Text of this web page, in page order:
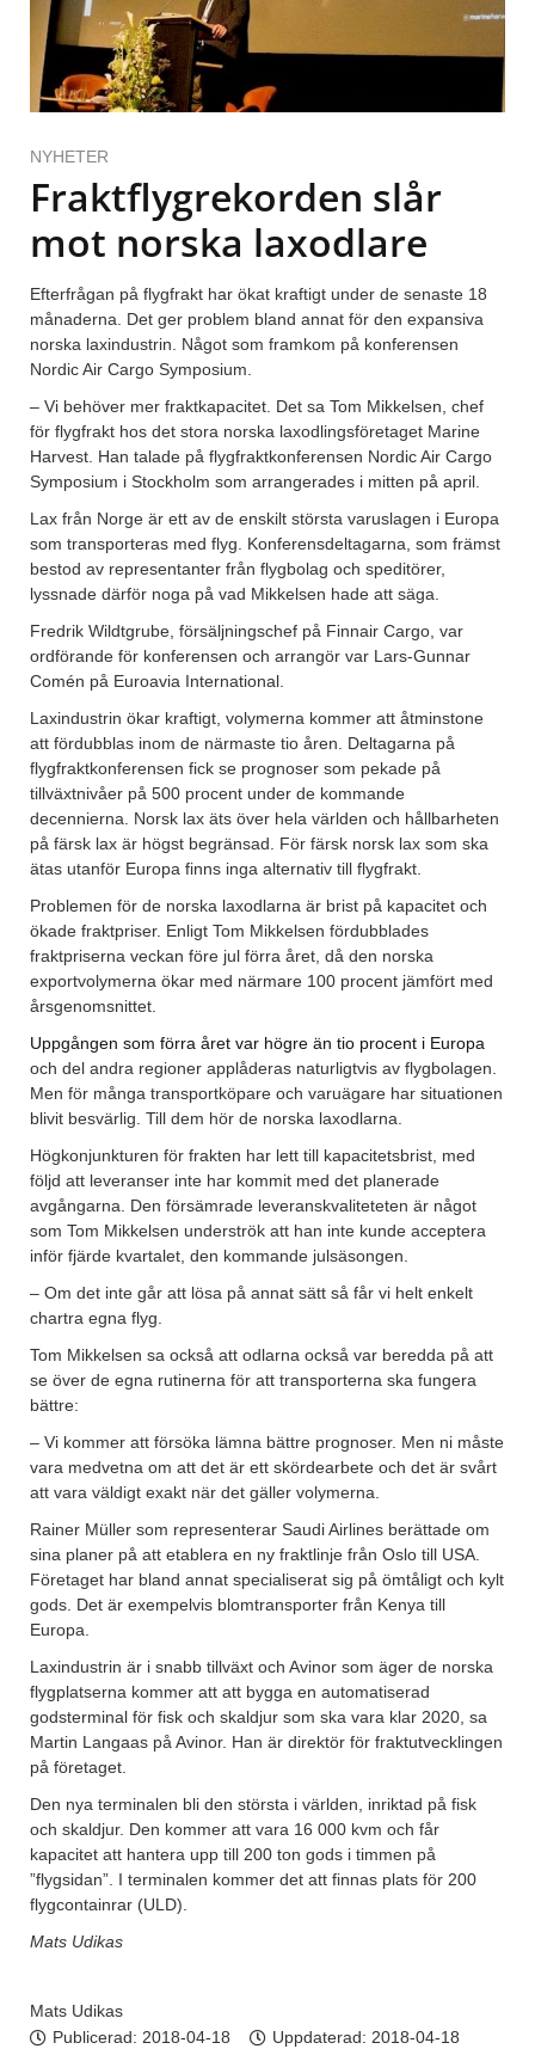
NYHETER
Fraktflygrekorden slår
mot norska laxodlare
Efterfrågan på flygfrakt har ökat kraftigt under de senaste 18
månaderna. Det ger problem bland annat för den expansiva
norska laxindustrin. Något som framkom på konferensen
Nordic Air Cargo Symposium.
– Vi behöver mer fraktkapacitet. Det sa Tom Mikkelsen, chef
för flygfrakt hos det stora norska laxodlingsföretaget Marine
Harvest. Han talade på flygfraktkonferensen Nordic Air Cargo
Symposium i Stockholm som arrangerades i mitten på april.
Lax från Norge är ett av de enskilt största varuslagen i Europa
som transporteras med flyg. Konferensdeltagarna, som främst
bestod av representanter från flygbolag och speditörer,
lyssnade därför noga på vad Mikkelsen hade att säga.
Fredrik Wildtgrube, försäljningschef på Finnair Cargo, var
ordförande för konferensen och arrangör var Lars-Gunnar
Comén på Euroavia International.
Laxindustrin ökar kraftigt, volymerna kommer att åtminstone
att fördubblas inom de närmaste tio åren. Deltagarna på
flygfraktkonferensen fick se prognoser som pekade på
tillväxtnivåer på 500 procent under de kommande
decennierna. Norsk lax äts över hela världen och hållbarheten
på färsk lax är högst begränsad. För färsk norsk lax som ska
ätas utanför Europa finns inga alternativ till flygfrakt.
Problemen för de norska laxodlarna är brist på kapacitet och
ökade fraktpriser. Enligt Tom Mikkelsen fördubblades
fraktpriserna veckan före jul förra året, då den norska
exportvolymerna ökar med närmare 100 procent jämfört med
årsgenomsnittet.
Uppgången som förra året var högre än tio procent i Europa
och del andra regioner applåderas naturligtvis av flygbolagen.
Men för många transportköpare och varuägare har situationen
blivit besvärlig. Till dem hör de norska laxodlarna.
Högkonjunkturen för frakten har lett till kapacitetsbrist, med
följd att leveranser inte har kommit med det planerade
avgångarna. Den försämrade leveranskvaliteteten är något
som Tom Mikkelsen underströk att han inte kunde acceptera
inför fjärde kvartalet, den kommande julsäsongen.
– Om det inte går att lösa på annat sätt så får vi helt enkelt
chartra egna flyg.
Tom Mikkelsen sa också att odlarna också var beredda på att
se över de egna rutinerna för att transporterna ska fungera
bättre:
– Vi kommer att försöka lämna bättre prognoser. Men ni måste
vara medvetna om att det är ett skördearbete och det är svårt
att vara väldigt exakt när det gäller volymerna.
Rainer Müller som representerar Saudi Airlines berättade om
sina planer på att etablera en ny fraktlinje från Oslo till USA.
Företaget har bland annat specialiserat sig på ömtåligt och kylt
gods. Det är exempelvis blomtransporter från Kenya till
Europa.
Laxindustrin är i snabb tillväxt och Avinor som äger de norska
flygplatserna kommer att att bygga en automatiserad
godsterminal för fisk och skaldjur som ska vara klar 2020, sa
Martin Langaas på Avinor. Han är direktör för fraktutvecklingen
på företaget.
Den nya terminalen bli den största i världen, inriktad på fisk
och skaldjur. Den kommer att vara 16 000 kvm och får
kapacitet att hantera upp till 200 ton gods i timmen på
”flygsidan”. I terminalen kommer det att finnas plats för 200
flygcontainrar (ULD).
Mats Udikas
Mats Udikas
Publicerad: 2018-04-18 Uppdaterad: 2018-04-18